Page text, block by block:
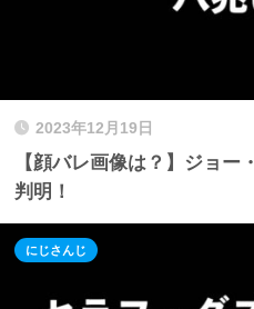
2023年12月19日
【顔バレ画像は？】ジョー
判明！
にじさんじ